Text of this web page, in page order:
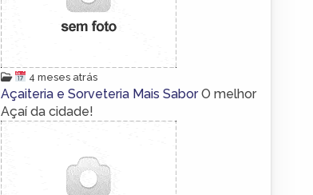
4 meses atrás
Açaiteria e Sorveteria Mais SaborO melhor
Açaí da cidade!